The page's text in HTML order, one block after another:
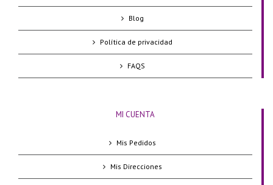
Blog
Política de privacidad
FAQS
MI CUENTA
Mis Pedidos
Mis Direcciones